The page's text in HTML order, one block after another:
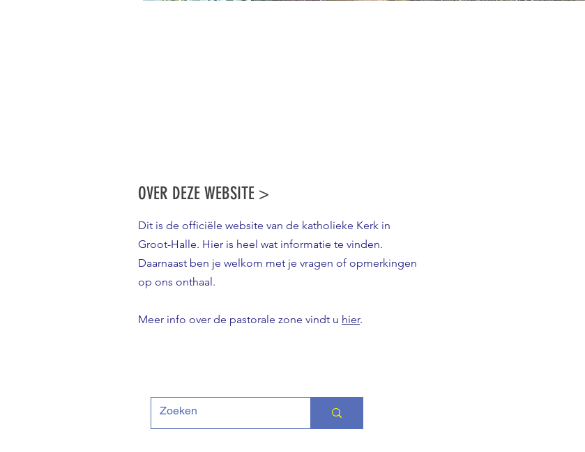
OVER DEZE WEBSITE >
Dit is de officiële website van de katholieke Kerk in
Groot-Halle. Hier is heel wat informatie te vinden.
Daarnaast ben je welkom met je vragen of opmerkingen
op ons onthaal.
Meer info over de pastorale zone vindt u hier.